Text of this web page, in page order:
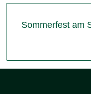
Sommerfest am